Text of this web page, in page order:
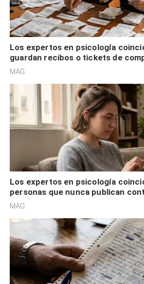
Los expertos en psicología
guardan recibos o tickets de
son acumuladores, sino que
MAG.
Los expertos en psicología
personas que nunca publican
redes sociales no pretenden
MAG.